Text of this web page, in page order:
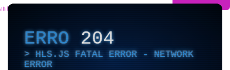
ERRO204
HLS.JS FATAL ERROR - NETWORK
ERROR